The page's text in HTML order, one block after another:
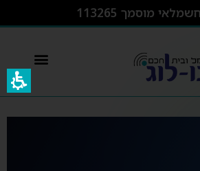
מוסמך 113265